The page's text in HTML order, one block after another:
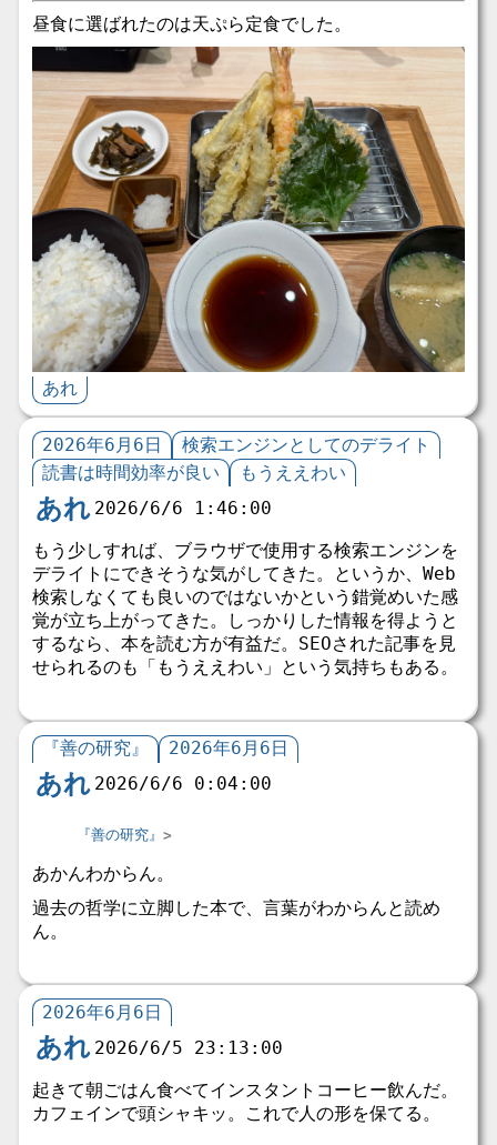
昼食に選ばれたのは天ぷら定食でした。
あれ
2026年6月6日
検索エンジンとしてのデライト
読書は時間効率が良い
もうええわい
あれ 2026/6/6 1:46:00
もう少しすれば、ブラウザで使用する検索エンジンを
デライトにできそうな気がしてきた。というか、Web
検索しなくても良いのではないかという錯覚めいた感
覚が立ち上がってきた。しっかりした情報を得ようと
するなら、本を読む方が有益だ。SEOされた記事を見
せられるのも「もうええわい」という気持ちもある。
『善の研究』 2026年6月6日
あれ 2026/6/6 0:04:00
『善の研究』
あかんわからん。
過去の哲学に立脚した本で、言葉がわからんと読め
ん。
2026年6月6日
あれ 2026/6/5 23:13:00
起きて朝ごはん食べてインスタントコーヒー飲んだ。
カフェインで頭シャキッ。これで人の形を保てる。